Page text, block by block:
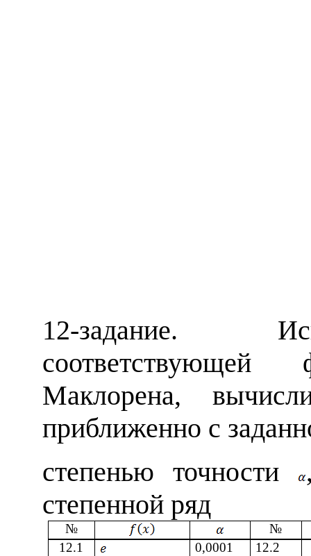
12-задание.
Маклорена,
приближенно с
степенью точности
степенной ряд
№
№
1 2.1 0,0001 1 2.2